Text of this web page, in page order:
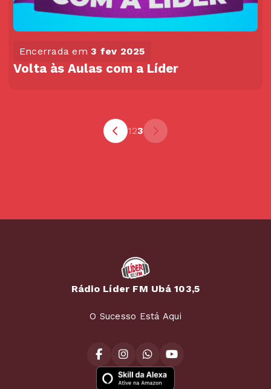
Encerrada em3 fev 2025
Volta às Aulas com a Líder
123
Rádio Líder FM Ubá 103,5
O Sucesso Está Aqui